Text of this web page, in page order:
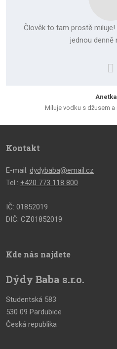
Člověk to tam prostě
jednou denně
Miluje vodku s džusem
Kontakt
E-mail: dydybaba@email.cz
Tel.: +420 773 118 800
IČ: 01852019
DIČ: CZ01852019
Kde nás najdete
Dýdy Baba s.r.o.
Studentská 583
530 09 Pardubice
Česká republika